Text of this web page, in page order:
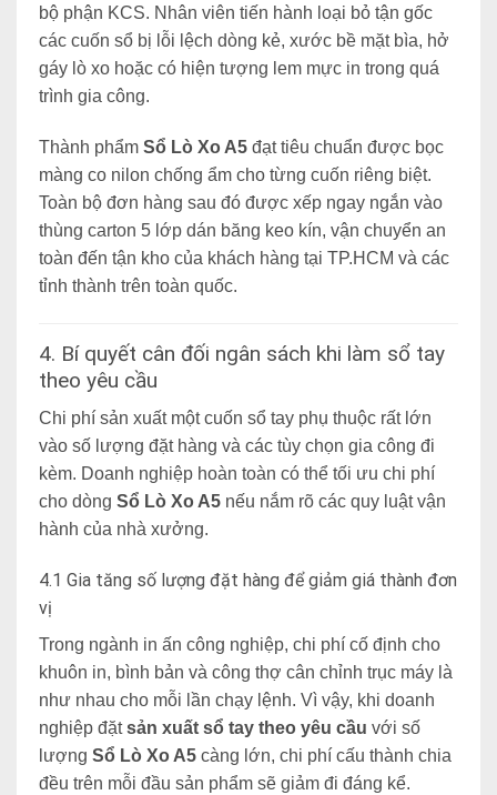
bộ phận KCS. Nhân viên tiến hành loại bỏ tận gốc
các cuốn sổ bị lỗi lệch dòng kẻ, xước bề mặt bìa, hở
gáy lò xo hoặc có hiện tượng lem mực in trong quá
trình gia công.
Thành phẩm Sổ Lò Xo A5 đạt tiêu chuẩn được bọc
màng co nilon chống ẩm cho từng cuốn riêng biệt.
Toàn bộ đơn hàng sau đó được xếp ngay ngắn vào
thùng carton 5 lớp dán băng keo kín, vận chuyển an
toàn đến tận kho của khách hàng tại TP.HCM và các
tỉnh thành trên toàn quốc.
4. Bí quyết cân đối ngân sách khi làm sổ tay
theo yêu cầu
Chi phí sản xuất một cuốn sổ tay phụ thuộc rất lớn
vào số lượng đặt hàng và các tùy chọn gia công đi
kèm. Doanh nghiệp hoàn toàn có thể tối ưu chi phí
cho dòng Sổ Lò Xo A5 nếu nắm rõ các quy luật vận
hành của nhà xưởng.
4.1 Gia tăng số lượng đặt hàng để giảm giá thành đơn
vị
Trong ngành in ấn công nghiệp, chi phí cố định cho
khuôn in, bình bản và công thợ cân chỉnh trục máy là
như nhau cho mỗi lần chạy lệnh. Vì vậy, khi doanh
nghiệp đặtsản xuất sổ tay theo yêu cầu với số
lượng Sổ Lò Xo A5 càng lớn, chi phí cấu thành chia
đều trên mỗi đầu sản phẩm sẽ giảm đi đáng kể.